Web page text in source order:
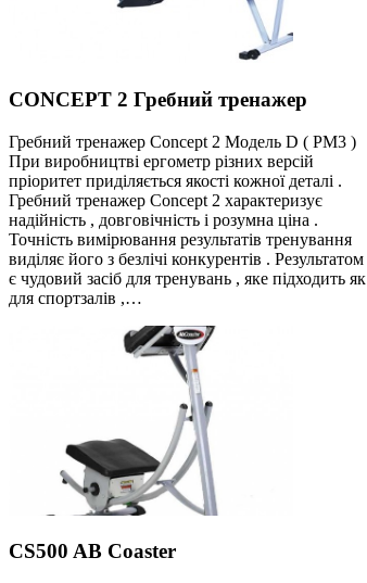
CONCEPT 2 Гребний тренажер
Гребний тренажер Concept 2 Модель D ( PM3 )
При виробництві ергометр різних версій
пріоритет приділяється якості кожної деталі .
Гребний тренажер Concept 2 характеризує
надійність , довговічність і розумна ціна .
Точність вимірювання результатів тренування
виділяє його з безлічі конкурентів . Результатом
є чудовий засіб для тренувань , яке підходить як
для спортзалів ,…
CS500 AB Coaster